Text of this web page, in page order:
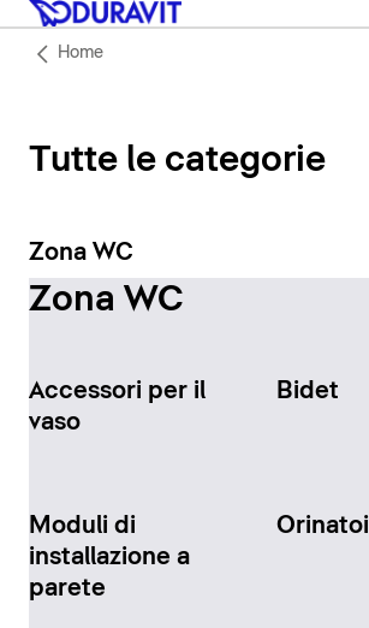
Home
Tutte le categorie
Zona WC
Zona WC
Accessori per il
vaso
Bidet
Moduli di
installazione a
parete
Orinatoi